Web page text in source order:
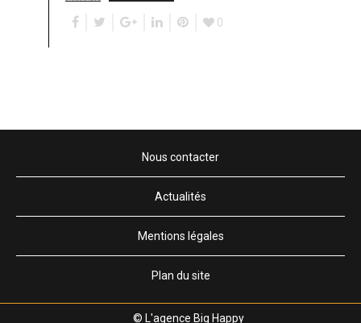
0
Nous contacter
Actualités
Mentions légales
Plan du site
© L'agence Big Happy